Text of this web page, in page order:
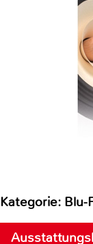
Kategorie: Blu-